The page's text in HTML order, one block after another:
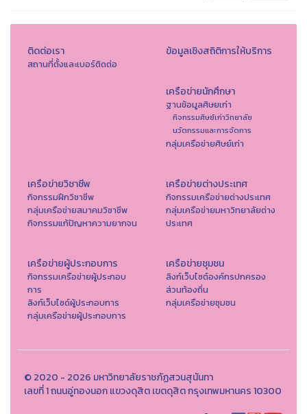
ติดต่อเรา
สถานที่ตั้งและเบอร์ติดต่อ
ข้อมูลเชิงสถิติการให้บริการ
เครือข่ายนักศึกษา
ฐานข้อมูลศิษยเก่า
กิจกรรมศิษย์เก่าวิทยาลัย
นวัตกรรมและการจัดการ
กลุ่มเครือข่ายศิษย์เก่า
เครือข่ายวิชาชีพ
กิจกรรมฝึกวิชาชีพ
กลุ่มเครือข่ายสมาคมวิชาชีพ
กิจกรรมแก้ปัญหาความยากจน
เครือข่ายต่างประเทศ
กิจกรรมเครือข่ายต่างประเทศ
กลุ่มเครือข่ายมหาวิทยาลัยต่าง
ประเทศ
เครือข่ายผู้ประกอบการ
กิจกรรมเครือข่ายผู้ประกอบ
การ
ลิงก์เว็บไซด์ผู้ประกอบการ
กลุ่มเครือข่ายผู้ประกอบการ
เครือข่ายชุมชน
ลิงก์เว็บไซต์องค์กรปกครอง
ส่วนท้องถิ่น
กลุ่มเครือข่ายชุมชน
© 2020 - 2026 มหาวิทยาลัยราชภัฏสวนสุนันทา
เลขที่ 1 ถนนอู่ทองนอก แขวงดุสิต เขตดุสิต กรุงเทพมหานคร 10300